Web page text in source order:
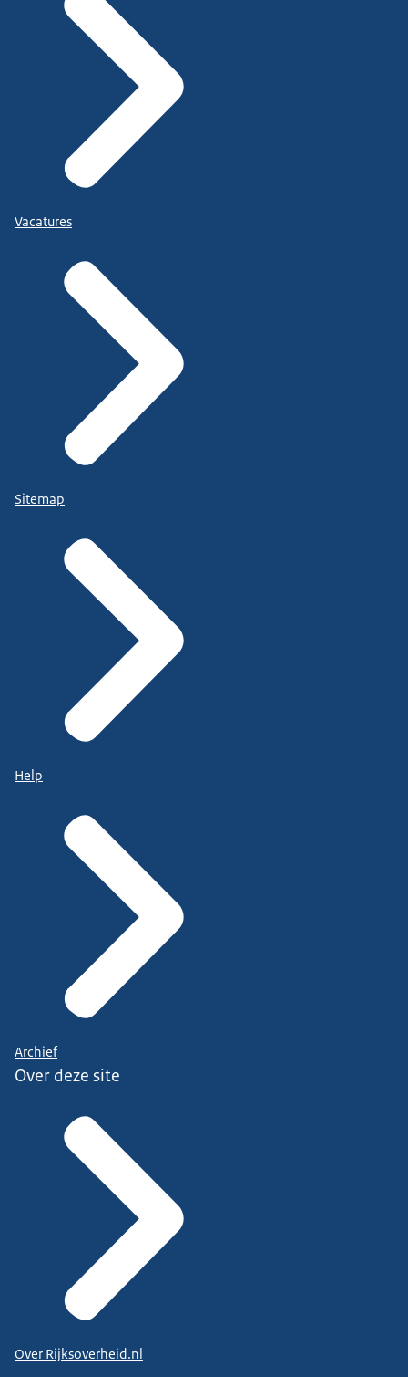
Vacatures
Sitemap
Help
Archief
Over deze site
Over Rijksoverheid.nl